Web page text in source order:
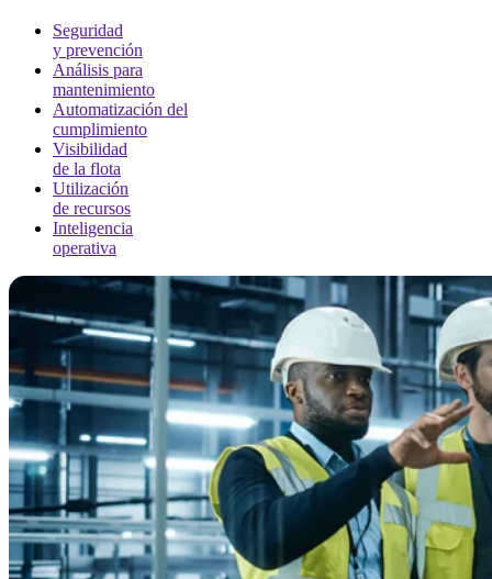
Seguridad
y prevención
Análisis para
mantenimiento
Automatización del
cumplimiento
Visibilidad
de la flota
Utilización
de recursos
Inteligencia
operativa